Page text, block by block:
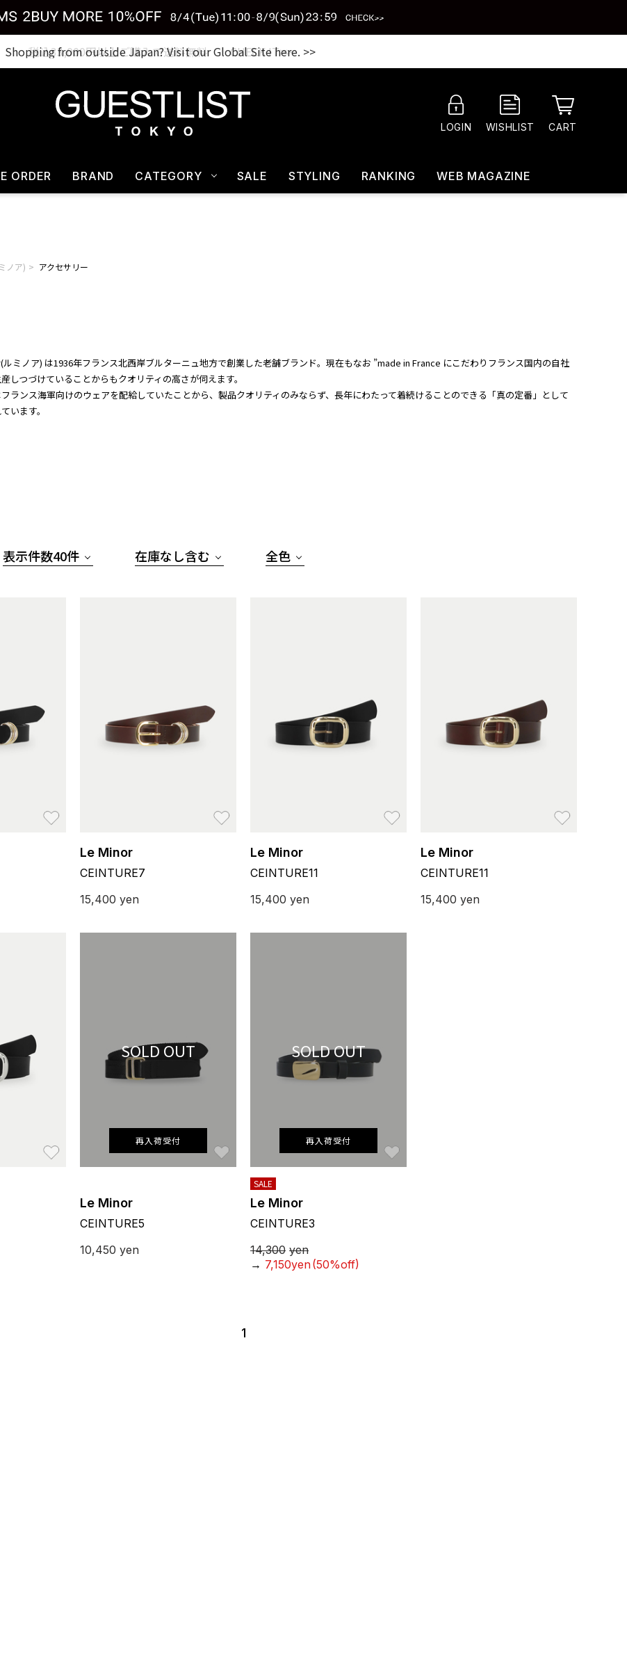
税込33,000円以上ご購入で送料無料 CHECK IT>>
LOGIN WISHLIST CART
ORDER BRAND CATEGORY SALE STYLING RANKING WEB MAGAZINE
ノア) アクセサリー
ルミノア) は1936年フランス北西岸ブルターニュ地方で創業した老舗ブランド。現在もなお ”made in France にこだわりフランス国内の自社
しつづけていることからもクオリティの高さが伺えます。
ランス海軍向けのウェアを配給していたことから、製品クオリティのみならず、長年にわたって着続けることのできる「真の定番」として
います。
表示件数40件 在庫なし含む 全色
Le Minor
CEINTURE7
15,400 yen
Le Minor
CEINTURE11
15,400 yen
Le Minor
CEINTURE11
15,400 yen
SOLD OUT
再入荷受付
Le Minor
CEINTURE5
10,450 yen
SOLD OUT
再入荷受付
SALE
Le Minor
CEINTURE3
14,300 yen
→ 7,150yen(50%off)
1